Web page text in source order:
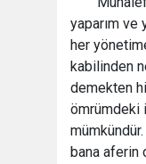
yaparım ve
her
kabilinden
demekten
ömrümdeki
bana aferin